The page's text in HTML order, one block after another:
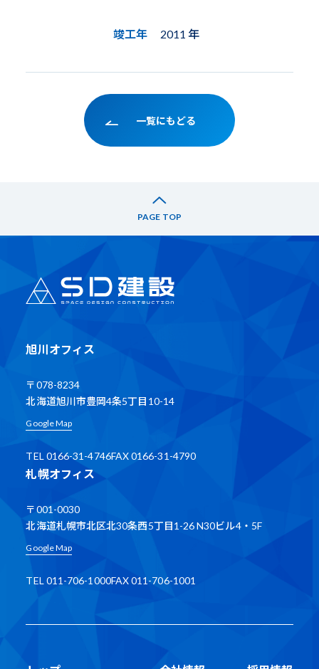
竣工年 2011 年
一覧にもどる
PAGE TOP
旭川オフィス
〒078-8234
北海道旭川市豊岡4条5丁目10-14
Google Map
TEL 0166-31-4746FAX 0166-31-4790
札幌オフィス
〒001-0030
北海道札幌市北区北30条西5丁目1-26 N30ビル4・5F
Google Map
TEL 011-706-1000FAX 011-706-1001